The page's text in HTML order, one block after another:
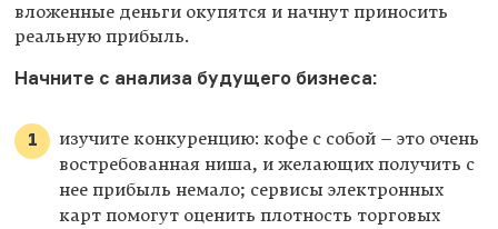
вложенные деньги окупятся и начнут приносить
реальную прибыль.
Начните с анализа будущего бизнеса:
изучите конкуренцию: кофе с собой – это очень
востребованная ниша, и желающих получить с
нее прибыль немало; сервисы электронных
карт помогут оценить плотность торговых